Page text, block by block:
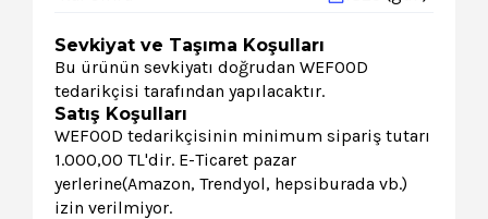
Sevkiyat ve Taşıma Koşulları
Bu ürünün sevkiyatı doğrudan WEFOOD
tedarikçisi tarafından yapılacaktır.
Satış Koşulları
WEFOOD tedarikçisinin minimum sipariş tutarı
1.000,00 TL'dir. E-Ticaret pazar
yerlerine(Amazon, Trendyol, hepsiburada vb.)
izin verilmiyor.